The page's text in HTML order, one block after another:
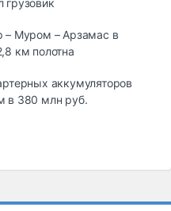
грузовик
– Муром – Арзамас в
км полотна
аккумуляторов
в 380 млн руб.